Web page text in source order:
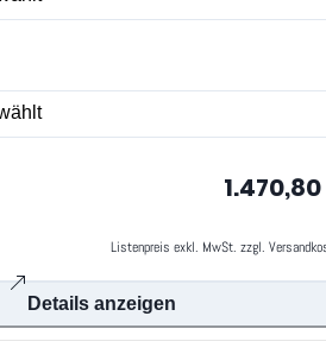
Listenpreis exkl. MwSt. zzgl.
Details anzeigen